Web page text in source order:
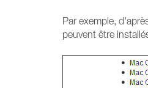
Par exemple,
peuvent être